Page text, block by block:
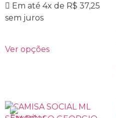
Em até 4x de R$ 37,25
sem juros
Ver opções